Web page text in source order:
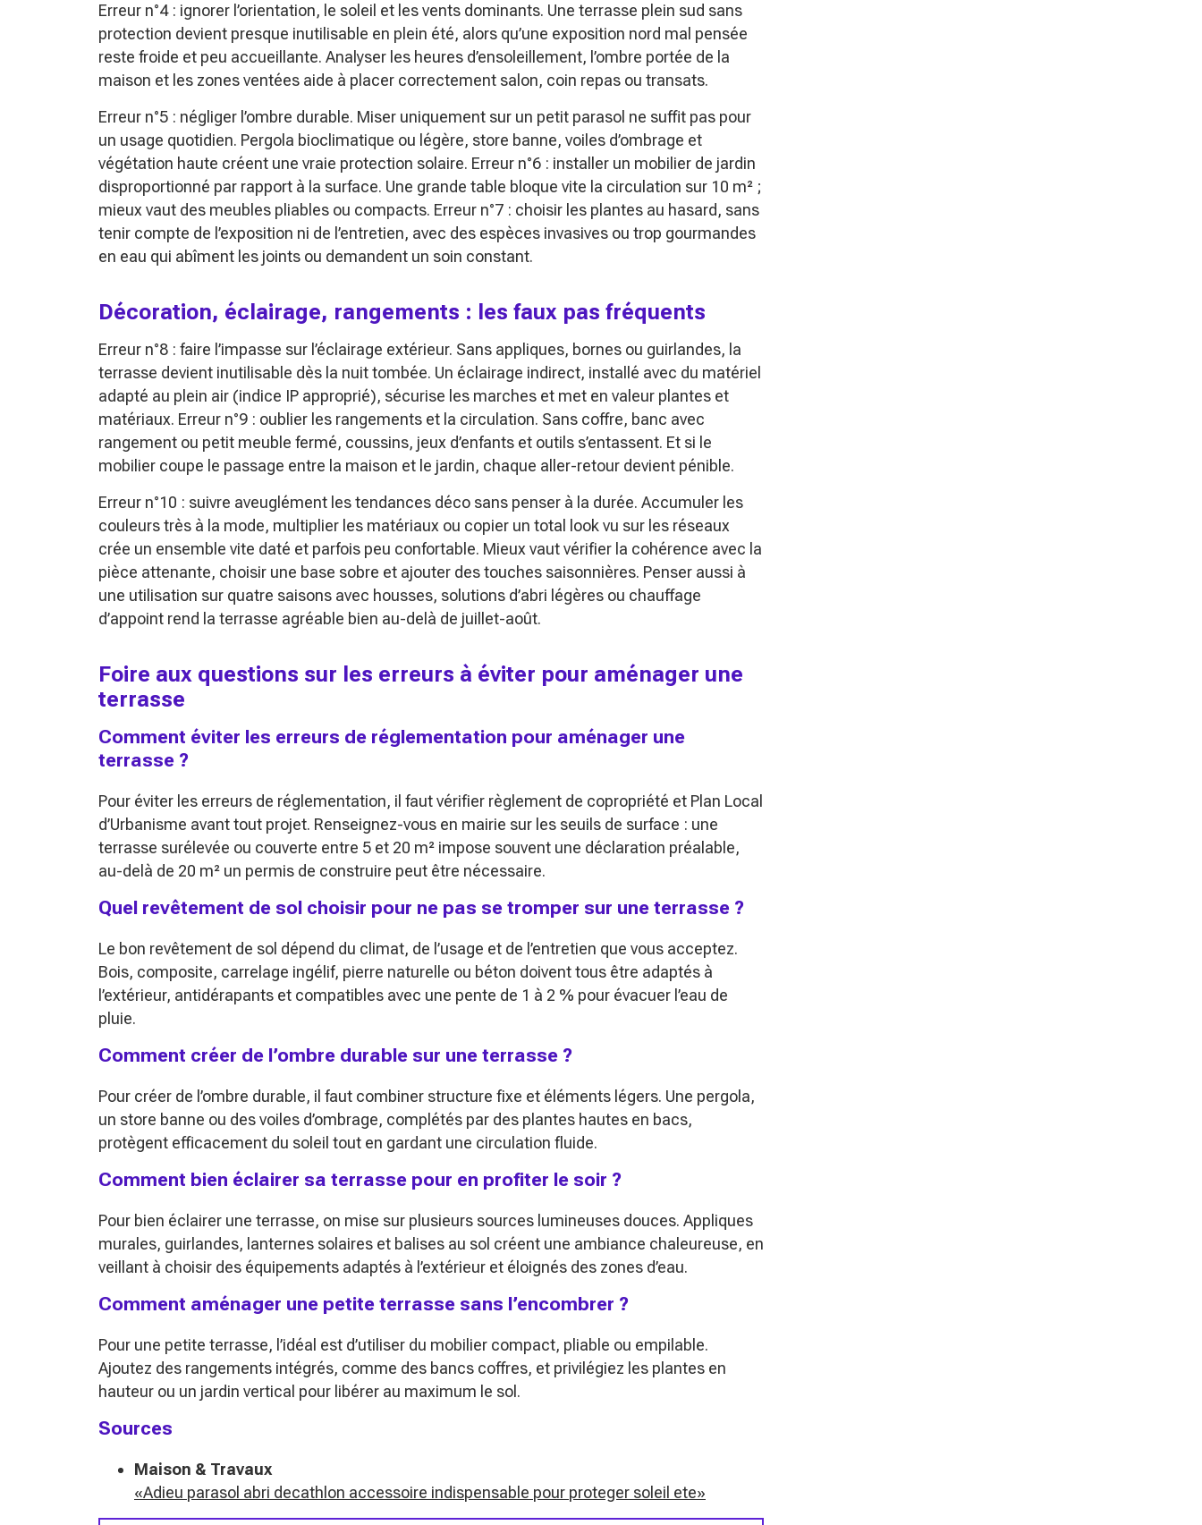
Erreur n°4 : ignorer l’orientation, le soleil et les vents dominants. Une terrasse plein sud sans
protection devient presque inutilisable en plein été, alors qu’une exposition nord mal pensée
reste froide et peu accueillante. Analyser les heures d’ensoleillement, l’ombre portée de la
maison et les zones ventées aide à placer correctement salon, coin repas ou transats.
Erreur n°5 : négliger l’ombre durable. Miser uniquement sur un petit parasol ne suffit pas pour
un usage quotidien. Pergola bioclimatique ou légère, store banne, voiles d’ombrage et
végétation haute créent une vraie protection solaire. Erreur n°6 : installer un mobilier de jardin
disproportionné par rapport à la surface. Une grande table bloque vite la circulation sur 10 m² ;
mieux vaut des meubles pliables ou compacts. Erreur n°7 : choisir les plantes au hasard, sans
tenir compte de l’exposition ni de l’entretien, avec des espèces invasives ou trop gourmandes
en eau qui abîment les joints ou demandent un soin constant.
Décoration, éclairage, rangements : les faux pas fréquents
Erreur n°8 : faire l’impasse sur l’éclairage extérieur. Sans appliques, bornes ou guirlandes, la
terrasse devient inutilisable dès la nuit tombée. Un éclairage indirect, installé avec du matériel
adapté au plein air (indice IP approprié), sécurise les marches et met en valeur plantes et
matériaux. Erreur n°9 : oublier les rangements et la circulation. Sans coffre, banc avec
rangement ou petit meuble fermé, coussins, jeux d’enfants et outils s’entassent. Et si le
mobilier coupe le passage entre la maison et le jardin, chaque aller-retour devient pénible.
Erreur n°10 : suivre aveuglément les tendances déco sans penser à la durée. Accumuler les
couleurs très à la mode, multiplier les matériaux ou copier un total look vu sur les réseaux
crée un ensemble vite daté et parfois peu confortable. Mieux vaut vérifier la cohérence avec la
pièce attenante, choisir une base sobre et ajouter des touches saisonnières. Penser aussi à
une utilisation sur quatre saisons avec housses, solutions d’abri légères ou chauffage
d’appoint rend la terrasse agréable bien au-delà de juillet-août.
Foire aux questions sur les erreurs à éviter pour aménager une
terrasse
Comment éviter les erreurs de réglementation pour aménager une
terrasse ?
Pour éviter les erreurs de réglementation, il faut vérifier règlement de copropriété et Plan Local
d’Urbanisme avant tout projet. Renseignez-vous en mairie sur les seuils de surface : une
terrasse surélevée ou couverte entre 5 et 20 m² impose souvent une déclaration préalable,
au-delà de 20 m² un permis de construire peut être nécessaire.
Quel revêtement de sol choisir pour ne pas se tromper sur une terrasse ?
Le bon revêtement de sol dépend du climat, de l’usage et de l’entretien que vous acceptez.
Bois, composite, carrelage ingélif, pierre naturelle ou béton doivent tous être adaptés à
l’extérieur, antidérapants et compatibles avec une pente de 1 à 2 % pour évacuer l’eau de
pluie.
Comment créer de l’ombre durable sur une terrasse ?
Pour créer de l’ombre durable, il faut combiner structure fixe et éléments légers. Une pergola,
un store banne ou des voiles d’ombrage, complétés par des plantes hautes en bacs,
protègent efficacement du soleil tout en gardant une circulation fluide.
Comment bien éclairer sa terrasse pour en profiter le soir ?
Pour bien éclairer une terrasse, on mise sur plusieurs sources lumineuses douces. Appliques
murales, guirlandes, lanternes solaires et balises au sol créent une ambiance chaleureuse, en
veillant à choisir des équipements adaptés à l’extérieur et éloignés des zones d’eau.
Comment aménager une petite terrasse sans l’encombrer ?
Pour une petite terrasse, l’idéal est d’utiliser du mobilier compact, pliable ou empilable.
Ajoutez des rangements intégrés, comme des bancs coffres, et privilégiez les plantes en
hauteur ou un jardin vertical pour libérer au maximum le sol.
Sources
Maison & Travaux
«Adieu parasol abri decathlon accessoire indispensable pour proteger soleil ete»